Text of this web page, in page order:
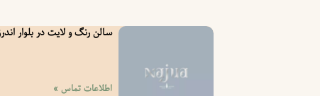
سالن رنگ و لایت در بلوار
اطلاعات تماس »